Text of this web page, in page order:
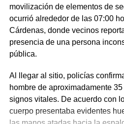
movilización de elementos de
ocurrió alrededor de las 07:00
Cárdenas, donde vecinos
presencia de una persona
pública.
Al llegar al sitio, policías
hombre de aproximadamente
signos vitales. De acuerdo con
cuerpo presentaba evidentes